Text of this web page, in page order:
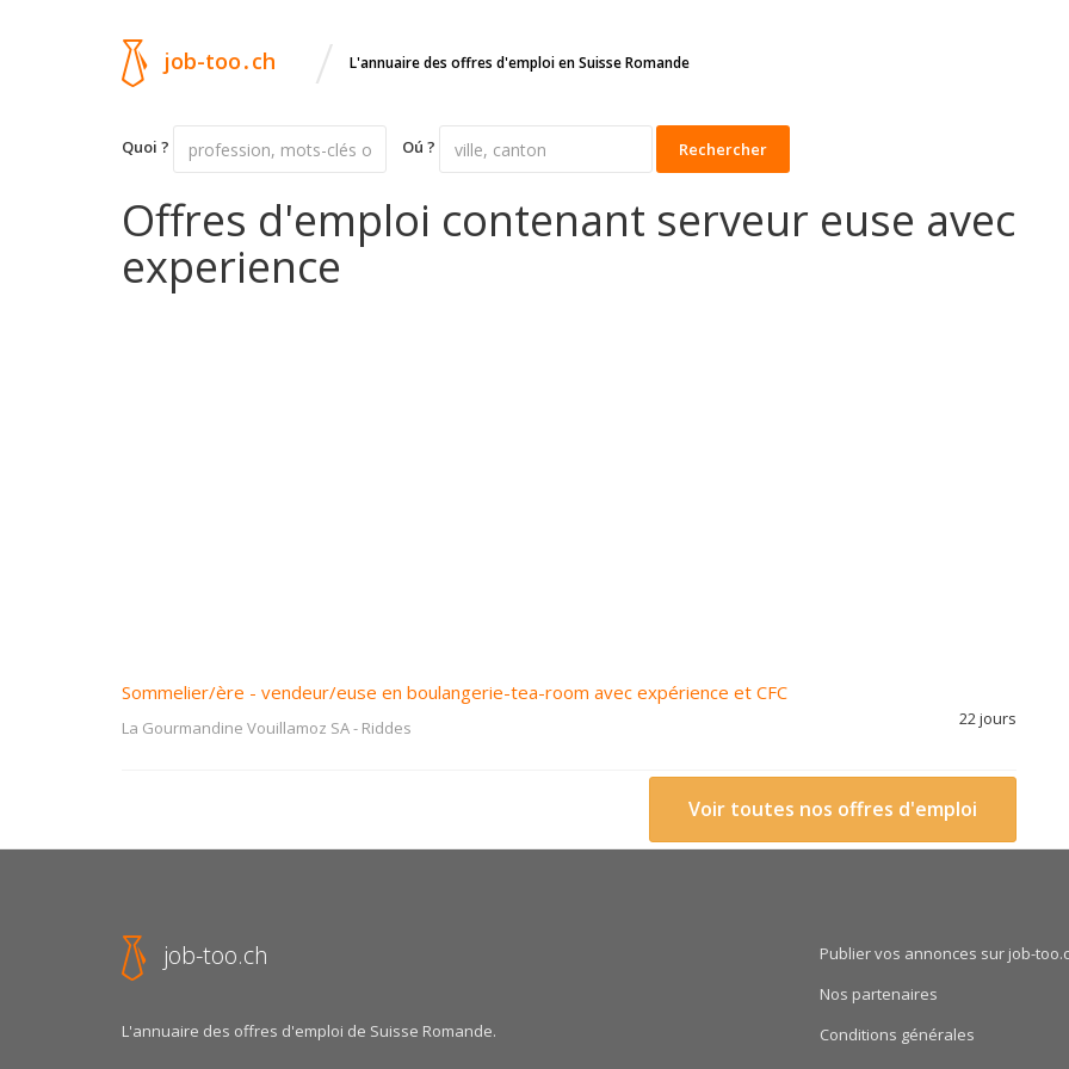
job-too.ch / L'annuaire des offres d'emploi en Suisse Romande
Quoi ? Oú ? Rechercher
Offres d'emploi contenant serveur euse avec
experience
Sommelier/ère - vendeur/euse en boulangerie-tea-room avec expérience et CFC
La Gourmandine Vouillamoz SA- Riddes 22 jours
Voir toutes nos offres d'emploi
job-too.ch
L'annuaire des offres d'emploi de Suisse Romande.
Publier vos annonces sur job-
Nos partenaires
Conditions générales